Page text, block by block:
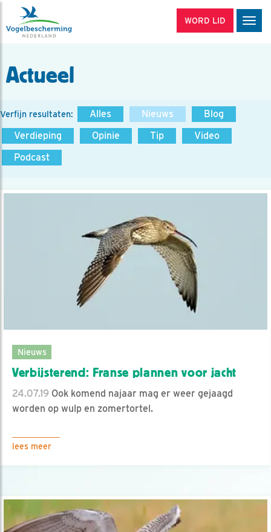
WORD LID
Actueel
Verfijn resultaten: Alles Nieuws
Blog
Verdieping
Opinie Tip
Video
Podcast
Nieuws
Verbijsterend: Franse plannen voor jacht
24.07.19 Ook komend najaar mag er weer gejaagd
worden op wulp en zomertortel.
lees meer